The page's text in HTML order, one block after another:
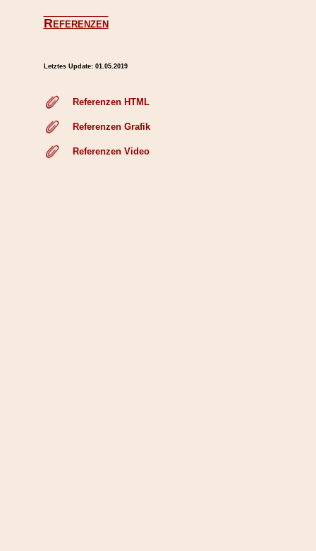
Referenzen
Letztes Update: 01.05.2019
Referenzen HTML
Referenzen Grafik
Referenzen Video